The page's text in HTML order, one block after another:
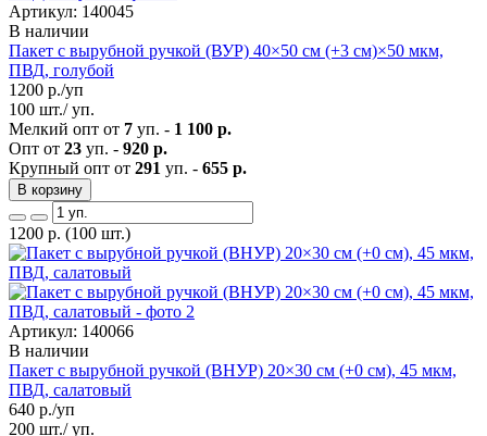
Артикул: 140045
В наличии
Пакет с вырубной ручкой (ВУР) 40×50 см (+3 см)×50 мкм,
ПВД, голубой
1200 р./уп
100 шт./ уп.
Мелкий опт от 7 уп. - 1 100 р.
Опт от 23 уп. - 920 р.
Крупный опт от 291 уп. - 655 р.
В корзину
1200 р. (100 шт.)
Артикул: 140066
В наличии
Пакет с вырубной ручкой (ВНУР) 20×30 см (+0 см), 45 мкм,
ПВД, салатовый
640 р./уп
200 шт./ уп.